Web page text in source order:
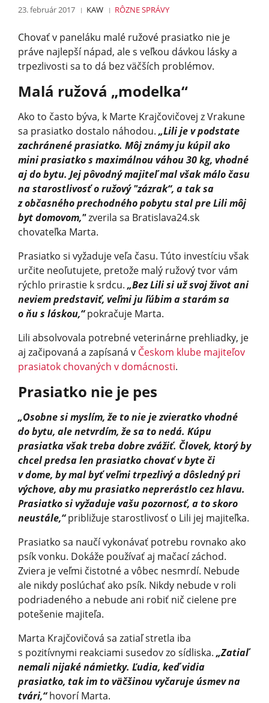
23. február 2017 KAW RÔZNESPRÁVY
Chovať v paneláku malé ružové prasiatko nie je
práve najlepší nápad, ale s veľkou dávkou lásky a
trpezlivosti sa to dá bez väčších problémov.
Malá ružová „modelka“
Ako to často býva, k Marte Krajčovičovej z Vrakune
sa prasiatko dostalo náhodou. „Lili je v podstate
zachránené prasiatko. Môj známy ju kúpil ako
mini prasiatko s maximálnou váhou 30 kg, vhodné
aj do bytu. Jej pôvodný majiteľ mal však málo času
na starostlivosť o ružový "zázrak“, a tak sa
z občasného prechodného pobytu stal pre Lili môj
byt domovom,"zverila sa Bratislava24.sk
chovateľka Marta.
Prasiatko si vyžaduje veľa času. Túto investíciu však
určite neoľutujete, pretože malý ružový tvor vám
rýchlo prirastie k srdcu. „Bez Lili si už svoj život ani
neviem predstaviť, veľmi ju ľúbim a starám sa
o ňu s láskou,“pokračuje Marta.
Lili absolvovala potrebné veterinárne prehliadky, je
aj začipovaná a zapísaná v Českom klube majiteľov
prasiatok chovaných v domácnosti.
Prasiatko nie je pes
„Osobne si myslím, že to nie je zvieratko vhodné
do bytu, ale netvrdím, že sa to nedá. Kúpu
prasiatka však treba dobre zvážiť. Človek, ktorý by
chcel predsa len prasiatko chovať v byte či
v dome, by mal byť veľmi trpezlivý a dôsledný pri
výchove, aby mu prasiatko neprerástlo cez hlavu.
Prasiatko si vyžaduje vašu pozornosť, a to skoro
neustále,“približuje starostlivosť o Lili jej majiteľka.
Prasiatko sa naučí vykonávať potrebu rovnako ako
psík vonku. Dokáže používať aj mačací záchod.
Zviera je veľmi čistotné a vôbec nesmrdí. Nebude
ale nikdy poslúchať ako psík. Nikdy nebude v roli
podriadeného a nebude ani robiť nič cielene pre
potešenie majiteľa.
Marta Krajčovičová sa zatiaľ stretla iba
s pozitívnymi reakciami susedov zo sídliska. „Zatiaľ
nemali nijaké námietky. Ľudia, keď vidia
prasiatko, tak im to väčšinou vyčaruje úsmev na
tvári,“hovorí Marta.